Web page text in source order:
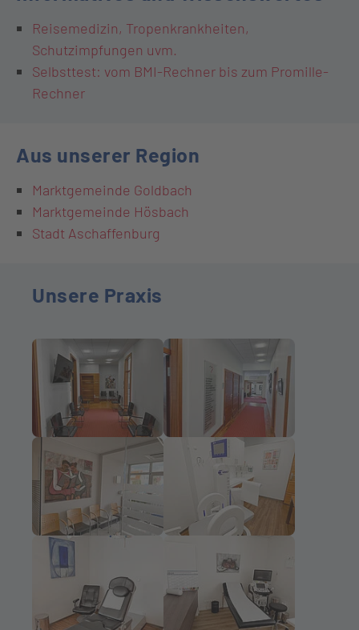
Reisemedizin, Tropenkrankheiten,
Schutzimpfungen uvm.
Selbsttest: vom BMI-Rechner bis zum Promille-
Rechner
Aus unserer Region
Marktgemeinde Goldbach
Marktgemeinde Hösbach
Stadt Aschaffenburg
Unsere Praxis